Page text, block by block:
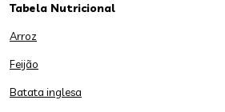
Tabela Nutricional
Arroz
Feijão
Batata inglesa